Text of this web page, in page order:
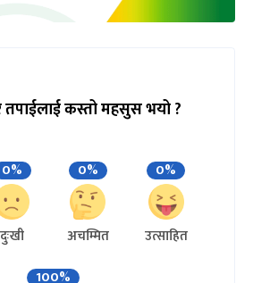
कस्तो महसुस भयो ?
0%
दुःखी
0%
अचम्मित
0%
उत्साहित
100%